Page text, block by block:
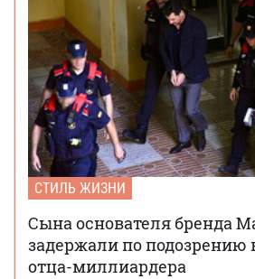
СТИЛЬ ЖИЗНИ
Сына основателя бренда
задержали по подозрению
отца-миллиардера